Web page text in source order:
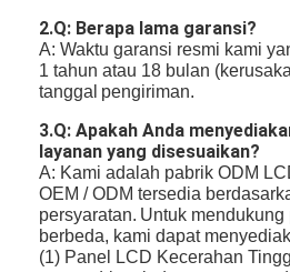
2.Q: Berapa lama garansi?
A: Waktu garansi resmi kami
1 tahun atau 18 bulan
tanggal pengiriman.
3.Q: Apakah Anda
layanan yang disesuaikan?
A: Kami adalah pabrik ODM
OEM / ODM tersedia
persyaratan. Untuk
berbeda, kami dapat
(1) Panel LCD Kecerahan